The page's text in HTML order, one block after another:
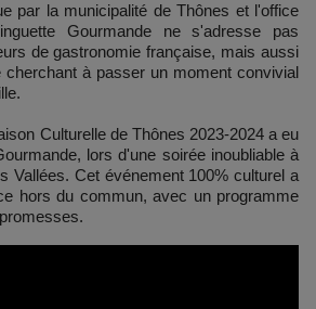
par la municipalité de Thônes et l'office
Gourmande ne s'adresse pas
de gastronomie française, mais aussi
cherchant à passer un moment convivial
Culturelle de Thônes 2023-2024 a eu
lors d'une soirée inoubliable à
Vallées. Cet événement 100% culturel a
hors du commun, avec un programme